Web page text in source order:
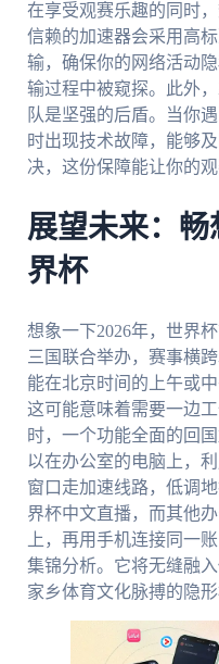
在享受观赛乐趣的同时
信赖的加速器会采用高
输，确保你的网络活动
输过程中被窥探。此外
队是坚强的后盾。当你
时出现技术故障，能够
决，这份保障能让你的观
展望未来：
界杯
想象一下2026年，世界
三国联合举办，赛事横
能在北京时间的上午或
这可能意味着需要一边
时，一个功能全面的回
以在办公室的电脑上，
窗口走加速线路，低调
界杯中文直播，而其他
上，再用手机连接同一
集锦分析。它将无缝融
家乡体育文化脉搏的隐形